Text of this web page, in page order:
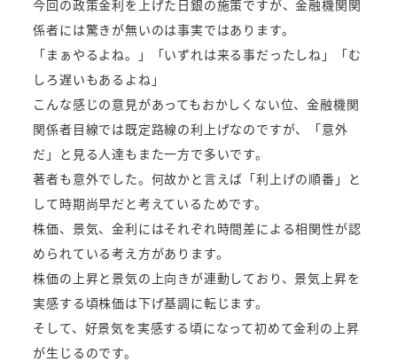
今回の政策金利を上げた日銀の施策ですが、金融機関関
係者には驚きが無いのは事実ではあります。
「まぁやるよね。」「いずれは来る事だったしね」「む
しろ遅いもあるよね」
こんな感じの意見があってもおかしくない位、金融機関
関係者目線では既定路線の利上げなのですが、「意外
だ」と見る人達もまた一方で多いです。
著者も意外でした。何故かと言えば「利上げの順番」と
して時期尚早だと考えているためです。
株価、景気、金利にはそれぞれ時間差による相関性が認
められている考え方があります。
株価の上昇と景気の上向きが連動しており、景気上昇を
実感する頃株価は下げ基調に転じます。
そして、好景気を実感する頃になって初めて金利の上昇
が生じるのです。